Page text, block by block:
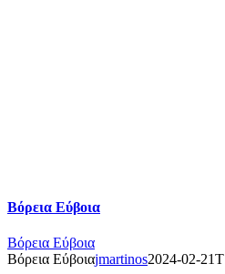
Βόρεια Εύβοια
Βόρεια Εύβοια
Βόρεια Εύβοιαjmartinos2024-02-